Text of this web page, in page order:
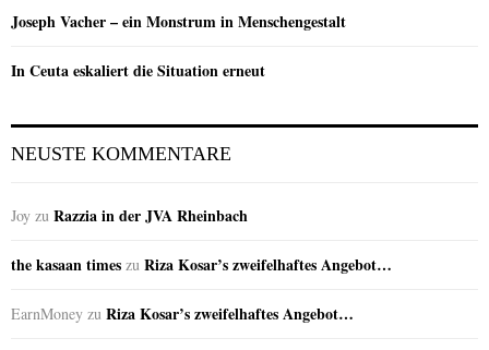
Joseph Vacher – ein Monstrum in Menschengestalt
In Ceuta eskaliert die Situation erneut
NEUSTE KOMMENTARE
Joy zu Razzia in der JVA Rheinbach
the kasaan times zu Riza Kosar’s zweifelhaftes Angebot…
EarnMoney zu Riza Kosar’s zweifelhaftes Angebot…